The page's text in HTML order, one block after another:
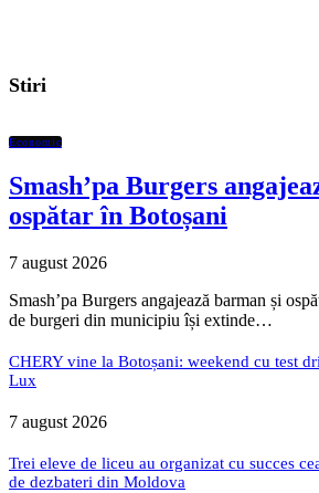
Stiri
Economic
Smash’pa Burgers
ospătar în Botoșani
7 august 2026
Smash’pa Burgers angajează barman și
de burgeri din municipiu își extinde…
CHERY vine la Botoșani: weekend cu test
Lux
7 august 2026
Trei eleve de liceu au organizat cu succes
de dezbateri din Moldova